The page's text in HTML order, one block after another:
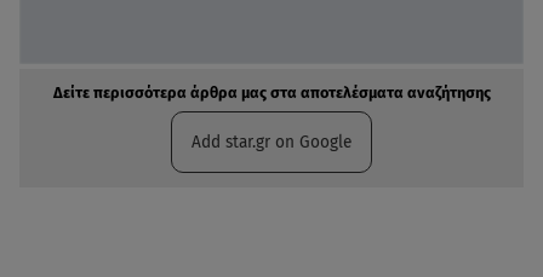
Δείτε περισσότερα άρθρα μας στα αποτελέσματα αναζήτησης
Add star.gr on Google